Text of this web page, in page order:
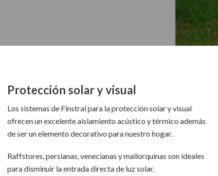
Protección solar y visual
Los sistemas de Finstral para la protección solar y visual
ofrecen un excelente aislamiento acústico y térmico además
de ser un elemento decorativo para nuestro hogar.
Raffstores, persianas, venecianas y mallorquinas son ideales
para disminuir la entrada directa de luz solar.